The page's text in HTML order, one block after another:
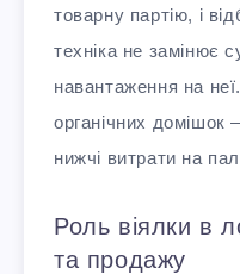
товарну партію, і
техніка не замінює
навантаження на
органічних
нижчі витрати на
Роль віялки в
та продажу